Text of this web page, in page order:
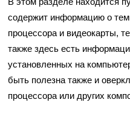
содержит информацию о
процессора и видеокарты,
также здесь есть
установленных на
быть полезна также и
процессора или других